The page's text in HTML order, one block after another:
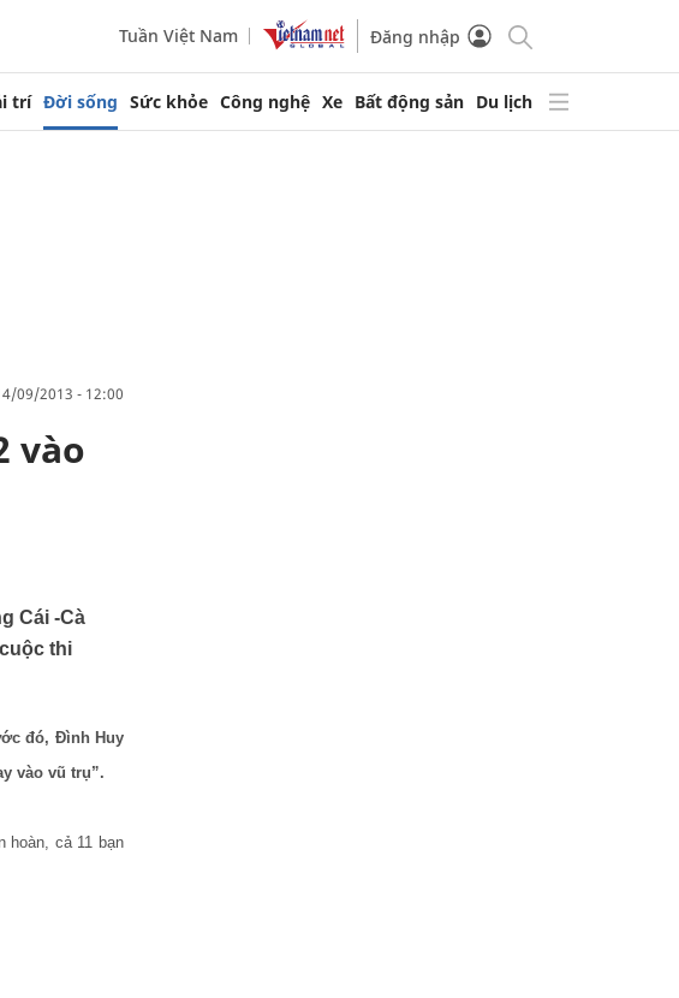
Tuần Việt Nam Đăng nhập
trí Đời sống Sức khỏe Công nghệ Xe Bất động sản Du lịch
09/2013 - 12:00
vào
Cái -Cà
thi
đó, Đình Huy
vào vũ trụ”.
hoàn, cả 11 bạn